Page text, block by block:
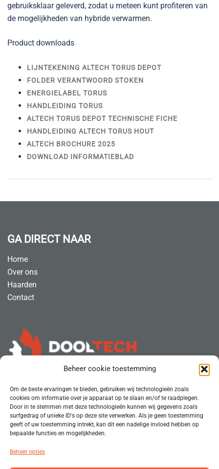
Beheer cookie toestemming
Om de beste ervaringen te bieden, gebruiken wij technologieën zoals
cookies om informatie over je apparaat op te slaan en/of te raadplegen.
Door in te stemmen met deze technologieën kunnen wij gegevens zoals
surfgedrag of unieke ID's op deze site verwerken. Als je geen toestemming
geeft of uw toestemming intrekt, kan dit een nadelige invloed hebben op
bepaalde functies en mogelijkheden.
Beheer opties
gebruiksklaar geleverd, zodat u meteen kunt profiteren van
de mogelijkheden van hybride verwarmen.
Product downloads
LIJNTEKENING ALTECH TORUS DEPOT
FOLDER VERANTWOORD STOKEN
ENERGIELABEL TORUS
HANDLEIDING TORUS
ALTECH TORUS DEPOT TECHNISCHE FICHE
HANDLEIDING ALTECH TORUS HOUT
ALTECH BROCHURE 2025
DOWNLOAD INFORMATIEBLAD
GA DIRECT NAAR
Home
Over ons
Haarden
Contact
DOOLTECH SFEERVERWARMING
Achterland 2/A
2964 LA Groot-Ammers
E:info@dooltech.nl